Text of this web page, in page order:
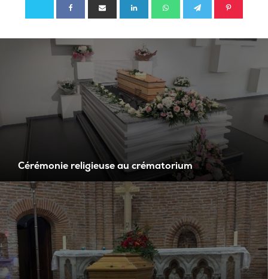
Cérémonie religieuse au crématorium